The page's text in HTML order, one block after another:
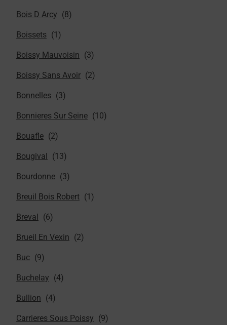
Bois D Arcy
Boissets
Boissy Mauvoisin
Boissy Sans Avoir
Bonnelles
Bonnieres Sur Seine
Bouafle
Bougival
Bourdonne
Breuil Bois Robert
Breval
Brueil En Vexin
Buc
Buchelay
Bullion
Carrieres Sous Poissy